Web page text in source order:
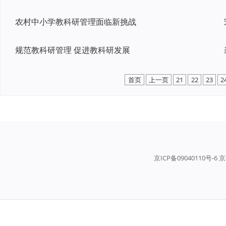
农村中小学教科研管理面临新挑战
规范教科研管理 促进教科研发展
首页 上一页 21 22 23
京ICP备09040110号-6